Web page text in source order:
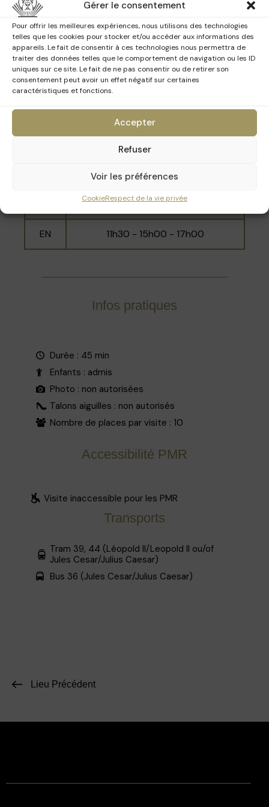
Gérer le consentement
Pour offrir les meilleures expériences, nous utilisons des technologies
telles que les cookies pour stocker et/ou accéder aux informations des
appareils. Le fait de consentir à ces technologies nous permettra de
traiter des données telles que le comportement de navigation ou les ID
uniques sur ce site. Le fait de ne pas consentir ou de retirer son
consentement peut avoir un effet négatif sur certaines
caractéristiques et fonctions.
Accepter
Refuser
Voir les préférences
CookieRespect de la vie privée
créations et les projets du résident, le
designer Damian O'Sullivan.
NL 10h00 - 12h00 - 15h30
EN 11h00 - 14h30 - 16h30
Dimanche 29 mars 2026
Langue Horaires
15h30 - 16h30
10h30 - 14h00 - 16h00
EN 11h30 - 15h00 - 17h00
Infos pratiques
Durée : 45 min
Enfants : admis
Photo : non autorisées
Talons aiguilles : non autorisés
Nombre de places par visite : 10
Accessibilité PMR
Visite inaccessible pour les PMR
Transports
Tram 39, 44 (Léopold II/Leopold II ou/of
Jules Cesar/Julius Caesar)
Bus 36 (Jules Cesar/Julius Caesar)
Lieu Précédent